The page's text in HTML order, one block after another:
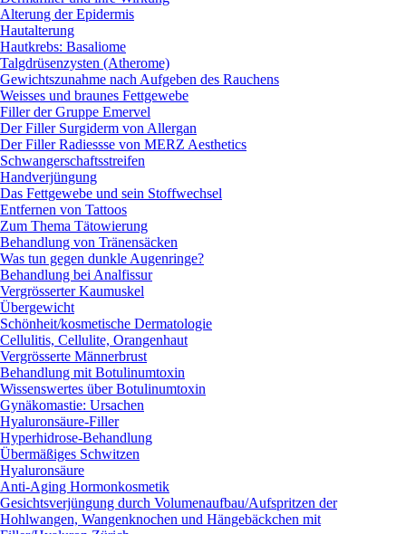
Alterung der Epidermis
Hautalterung
Hautkrebs: Basaliome
Talgdrüsenzysten (Atherome)
Gewichtszunahme nach Aufgeben des Rauchens
Weisses und braunes Fettgewebe
Filler der Gruppe Emervel
Der Filler Surgiderm von Allergan
Der Filler Radiessse von MERZ Aesthetics
Schwangerschaftsstreifen
Handverjüngung
Das Fettgewebe und sein Stoffwechsel
Entfernen von Tattoos
Zum Thema Tätowierung
Behandlung von Tränensäcken
Was tun gegen dunkle Augenringe?
Behandlung bei Analfissur
Vergrösserter Kaumuskel
Übergewicht
Schönheit/kosmetische Dermatologie
Cellulitis, Cellulite, Orangenhaut
Vergrösserte Männerbrust
Behandlung mit Botulinumtoxin
Wissenswertes über Botulinumtoxin
Gynäkomastie: Ursachen
Hyaluronsäure-Filler
Hyperhidrose-Behandlung
Übermäßiges Schwitzen
Hyaluronsäure
Anti-Aging Hormonkosmetik
Gesichtsverjüngung durch Volumenaufbau/Aufspritzen der
Hohlwangen, Wangenknochen und Hängebäckchen mit